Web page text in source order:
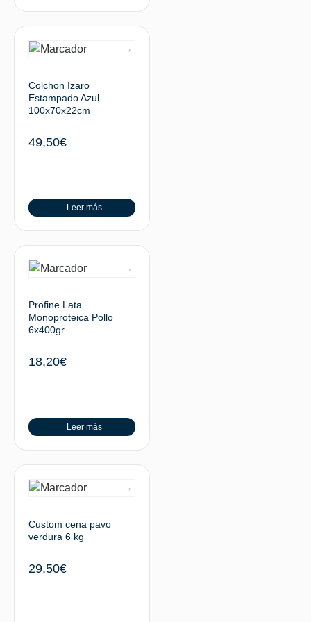
Colchon Izaro
Estampado Azul
100x70x22cm
49,50€
Leer más
Profine Lata
Monoproteica Pollo
6x400gr
18,20€
Leer más
Custom cena pavo
verdura 6 kg
29,50€